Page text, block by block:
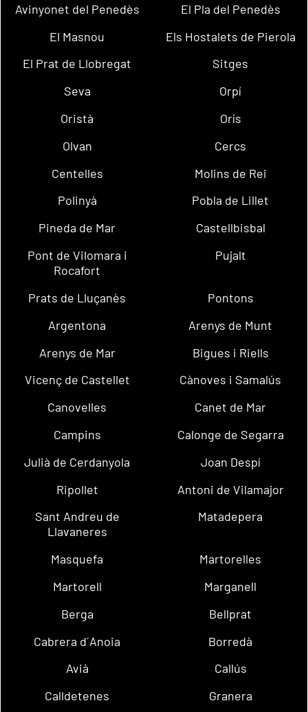
Avinyonet del Penedès
El Pla del Penedès
El Masnou
Els Hostalets de Pierola
El Prat de Llobregat
Sitges
Seva
Orpí
Oristà
Orís
Olvan
Cercs
Centelles
Molins de Rei
Polinyà
Pobla de Lillet
Pineda de Mar
Castellbisbal
Pont de Vilomara i
Rocafort
Pujalt
Prats de Lluçanès
Pontons
Argentona
Arenys de Munt
Arenys de Mar
Bigues i Riells
Vicenç de Castellet
Cànoves i Samalús
Canovelles
Canet de Mar
Campins
Calonge de Segarra
Julià de Cerdanyola
Joan Despí
Ripollet
Antoni de Vilamajor
Sant Andreu de
Llavaneres
Matadepera
Masquefa
Martorelles
Martorell
Marganell
Berga
Bellprat
Cabrera d´Anoia
Borredà
Avià
Callús
Calldetenes
Granera